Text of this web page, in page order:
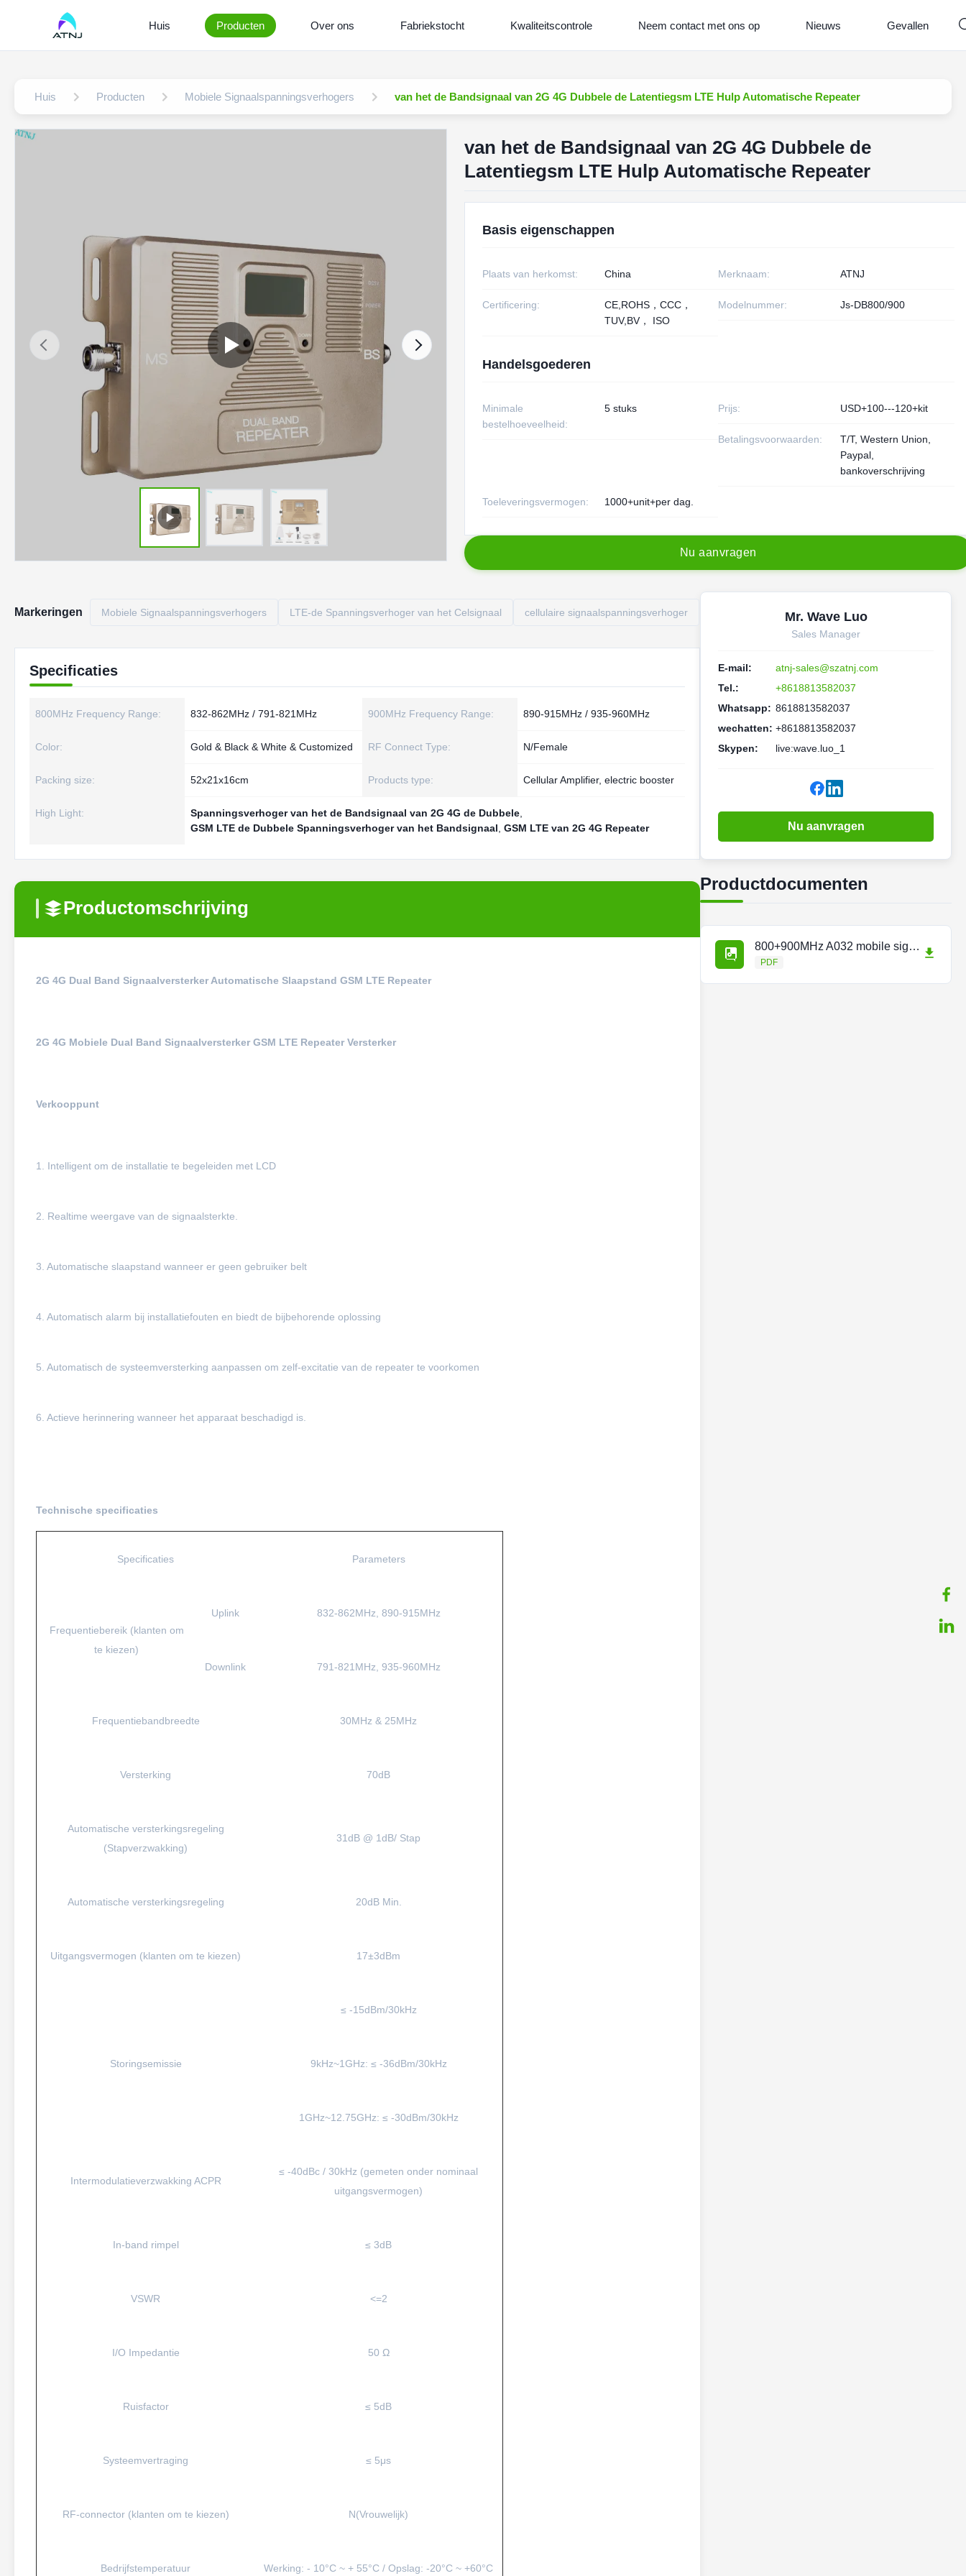
Huis Producten Over ons Fabriekstocht Kwaliteitscontrole Neem contact met ons op Nieuws Gevallen
Huis Producten Mobiele Signaalspanningsverhogers van het de Bandsignaal van 2G 4G Dubbele de Latentiegsm LTE Hulp Automatische Repeater
van het de Bandsignaal van 2G 4G Dubbele de
Latentiegsm LTE Hulp Automatische Repeater
Basis eigenschappen
Plaats van herkomst: China Merknaam: ATNJ
Certificering:
CE,ROHS，CCC，
TUV,BV， ISO
Modelnummer: Js-DB800/900
Handelsgoederen
Minimale
bestelhoeveelheid:
5 stuks Prijs: USD+100---120+kit
Betalingsvoorwaarden:
T/T, Western Union,
Paypal,
bankoverschrijving
Toeleveringsvermogen: 1000+unit+per dag.
N u aanvragen
Markeringen Mobiele Signaalspanningsverhogers LTE-de Spanningsverhoger van het Celsignaal cellulaire signaalspanningsverhoger
Specificaties
800MHz Frequency Range: 832-862MHz / 791-821MHz 900MHz Frequency Range: 890-915MHz / 935-960MHz
Color: Gold & Black & White & Customized RF Connect Type: N/Female
Packing size: 52x21x16cm Products type: Cellular Amplifier, electric booster
High Light: Spanningsverhoger van het de Bandsignaal van 2G 4G de Dubbele
GSM LTE de Dubbele Spanningsverhoger van het Bandsignaal GSM LTE van 2G 4G Repeater
Productomschrijving
2G 4G Dual Band Signaalversterker Automatische Slaapstand GSM LTE Repeater
2G 4G Mobiele Dual Band Signaalversterker GSM LTE Repeater Versterker
Verkooppunt
1. Intelligent om de installatie te begeleiden met LCD
2. Realtime weergave van de signaalsterkte.
3. Automatische slaapstand wanneer er geen gebruiker belt
4. Automatisch alarm bij installatiefouten en biedt de bijbehorende oplossing
5. Automatisch de systeemversterking aanpassen om zelf-excitatie van de repeater te voorkomen
6. Actieve herinnering wanneer het apparaat beschadigd is.
Technische specificaties
Specificaties Parameters
Frequentiebereik (klanten om
te kiezen)
Uplink 832-862MHz, 890-915MHz
Downlink 791-821MHz, 935-960MHz
Frequentiebandbreedte 30MHz & 25MHz
Versterking 70dB
Automatische versterkingsregeling
(Stapverzwakking)
31dB @ 1dB/ Stap
Automatische versterkingsregeling 20dB Min.
Uitgangsvermogen (klanten om te kiezen) 17±3dBm
Storingsemissie
≤ -15dBm/30kHz
9kHz~1GHz: ≤ -36dBm/30kHz
1GHz~12.75GHz: ≤ -30dBm/30kHz
Intermodulatieverzwakking ACPR
≤ -40dBc / 30kHz (gemeten onder nominaal
uitgangsvermogen)
In-band rimpel ≤ 3dB
VSWR <=2
I/O Impedantie 50 Ω
Ruisfactor ≤ 5dB
Systeemvertraging ≤ 5μs
RF-connector (klanten om te kiezen) N(Vrouwelijk)
Bedrijfstemperatuur Werking: - 10°C ~ + 55°C / Opslag: -20°C ~ +60°C
Mr. Wave Luo
Sales Manager
E-mail:
atnj-sales@szatnj.com
Tel.:
+8618813582037
Whatsapp: 8618813582037
wechatten: +8618813582037
Skypen:
live:wave.luo_1
Nu aanvragen
Productdocumenten
800+900MHz A032 mobile signal repeater.pdf
PDF